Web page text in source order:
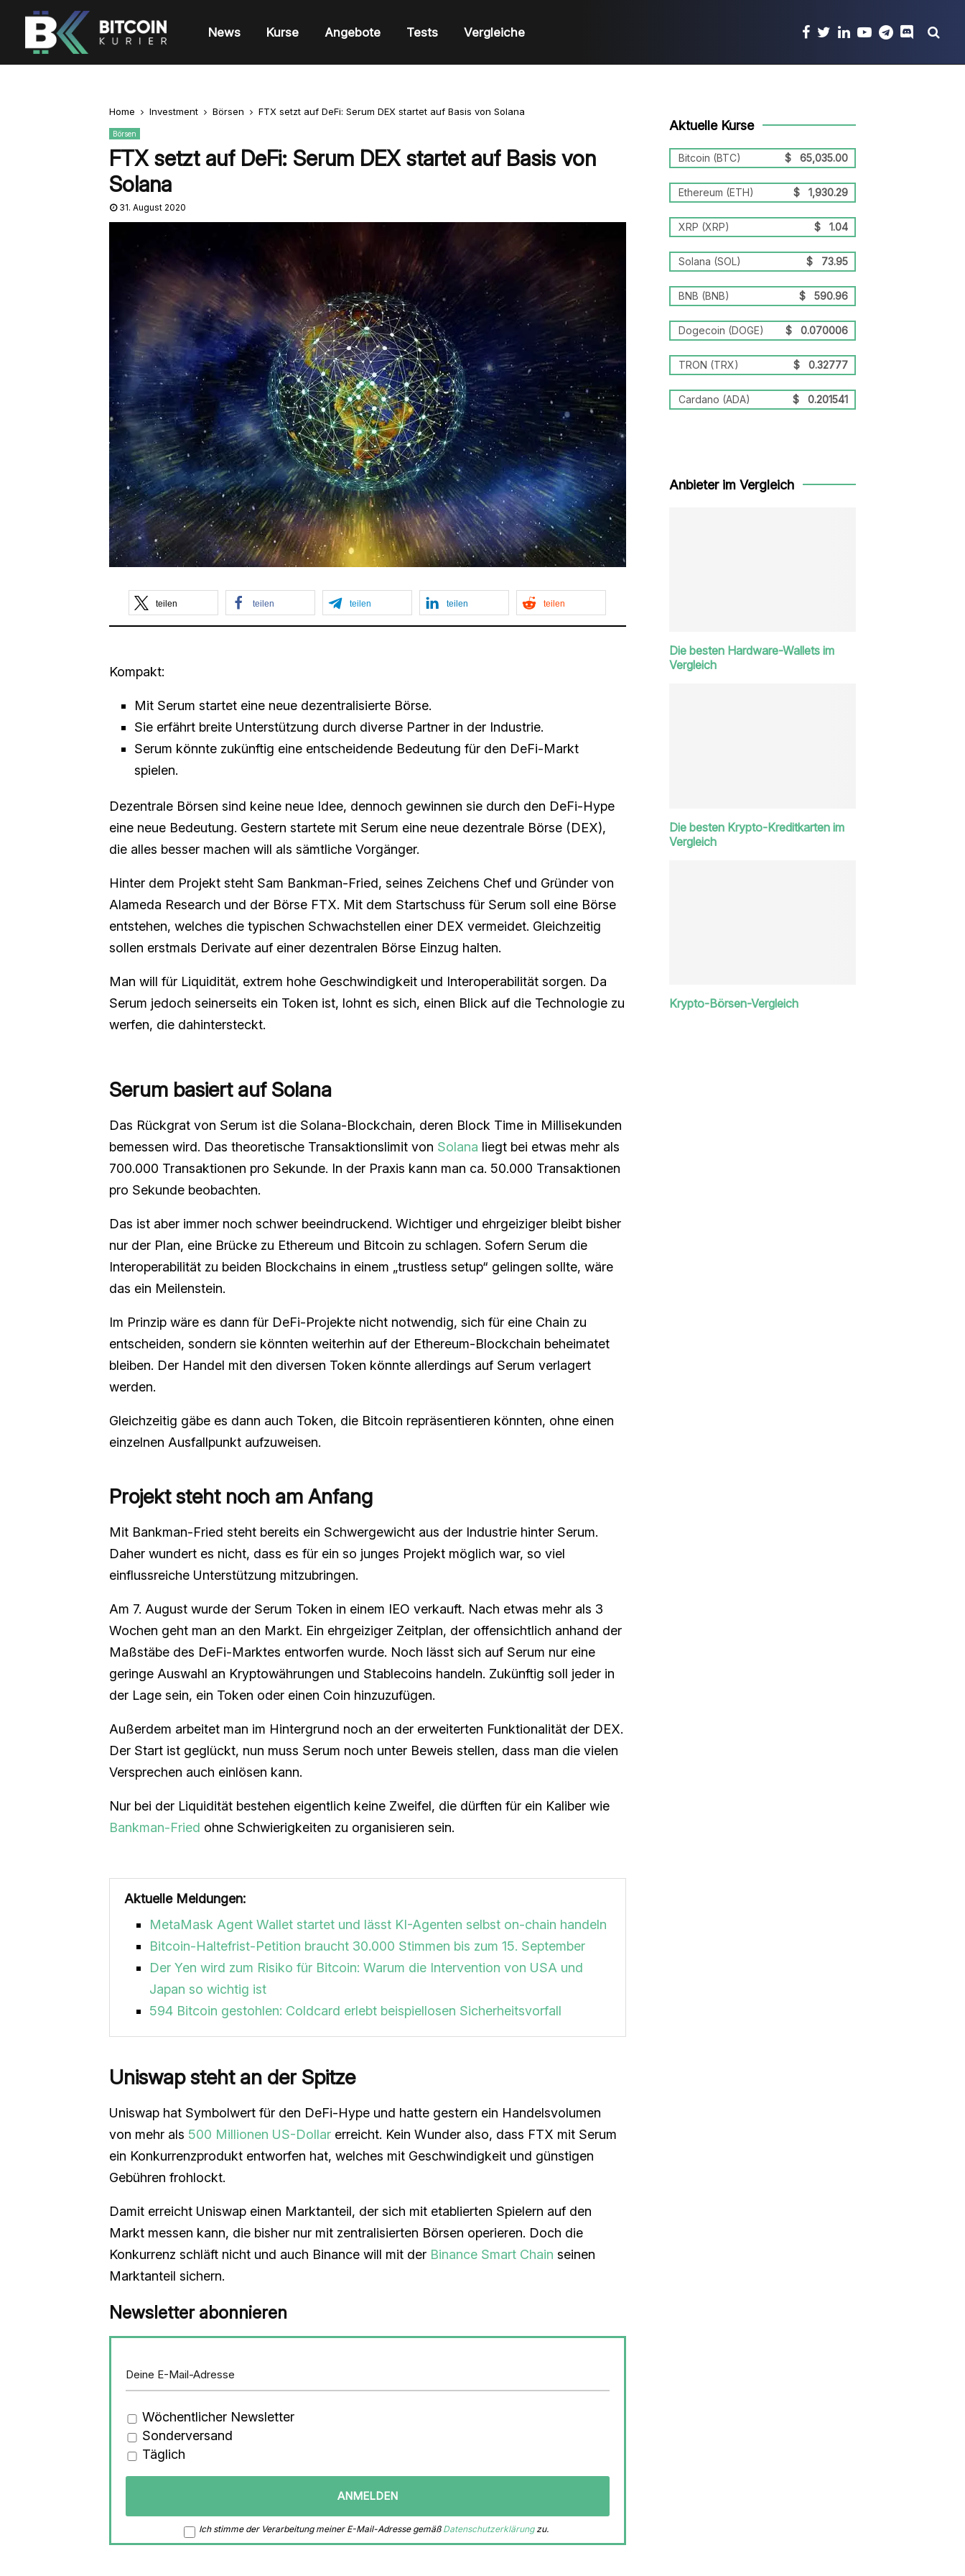
News Kurse Angebote Tests Vergleiche
Home Investment Börsen FTX setzt auf DeFi: Serum DEX startet auf Basis von Solana
Börsen
FTX setzt auf DeFi: Serum DEX startet auf Basis von
Solana
31. August 2020
teilen teilen teilen teilen teilen
Kompakt:
Mit Serum startet eine neue dezentralisierte Börse.
Sie erfährt breite Unterstützung durch diverse Partner in der Industrie.
Serum könnte zukünftig eine entscheidende Bedeutung für den DeFi-Markt
spielen.
Dezentrale Börsen sind keine neue Idee, dennoch gewinnen sie durch den DeFi-Hype
eine neue Bedeutung. Gestern startete mit Serum eine neue dezentrale Börse (DEX),
die alles besser machen will als sämtliche Vorgänger.
Hinter dem Projekt steht Sam Bankman-Fried, seines Zeichens Chef und Gründer von
Alameda Research und der Börse FTX. Mit dem Startschuss für Serum soll eine Börse
entstehen, welches die typischen Schwachstellen einer DEX vermeidet. Gleichzeitig
sollen erstmals Derivate auf einer dezentralen Börse Einzug halten.
Man will für Liquidität, extrem hohe Geschwindigkeit und Interoperabilität sorgen. Da
Serum jedoch seinerseits ein Token ist, lohnt es sich, einen Blick auf die Technologie zu
werfen, die dahintersteckt.
Serum basiert auf Solana
Das Rückgrat von Serum ist die Solana-Blockchain, deren Block Time in Millisekunden
bemessen wird. Das theoretische Transaktionslimit von Solana liegt bei etwas mehr als
700.000 Transaktionen pro Sekunde. In der Praxis kann man ca. 50.000 Transaktionen
pro Sekunde beobachten.
Das ist aber immer noch schwer beeindruckend. Wichtiger und ehrgeiziger bleibt bisher
nur der Plan, eine Brücke zu Ethereum und Bitcoin zu schlagen. Sofern Serum die
Interoperabilität zu beiden Blockchains in einem „trustless setup“ gelingen sollte, wäre
das ein Meilenstein.
Im Prinzip wäre es dann für DeFi-Projekte nicht notwendig, sich für eine Chain zu
entscheiden, sondern sie könnten weiterhin auf der Ethereum-Blockchain beheimatet
bleiben. Der Handel mit den diversen Token könnte allerdings auf Serum verlagert
werden.
Gleichzeitig gäbe es dann auch Token, die Bitcoin repräsentieren könnten, ohne einen
einzelnen Ausfallpunkt aufzuweisen.
Projekt steht noch am Anfang
Mit Bankman-Fried steht bereits ein Schwergewicht aus der Industrie hinter Serum.
Daher wundert es nicht, dass es für ein so junges Projekt möglich war, so viel
einflussreiche Unterstützung mitzubringen.
Am 7. August wurde der Serum Token in einem IEO verkauft. Nach etwas mehr als 3
Wochen geht man an den Markt. Ein ehrgeiziger Zeitplan, der offensichtlich anhand der
Maßstäbe des DeFi-Marktes entworfen wurde. Noch lässt sich auf Serum nur eine
geringe Auswahl an Kryptowährungen und Stablecoins handeln. Zukünftig soll jeder in
der Lage sein, ein Token oder einen Coin hinzuzufügen.
Außerdem arbeitet man im Hintergrund noch an der erweiterten Funktionalität der DEX.
Der Start ist geglückt, nun muss Serum noch unter Beweis stellen, dass man die vielen
Versprechen auch einlösen kann.
Nur bei der Liquidität bestehen eigentlich keine Zweifel, die dürften für ein Kaliber wie
Bankman-Fried ohne Schwierigkeiten zu organisieren sein.
Aktuelle Meldungen:
MetaMask Agent Wallet startet und lässt KI-Agenten selbst on-chain handeln
Bitcoin-Haltefrist-Petition braucht 30.000 Stimmen bis zum 15. September
Der Yen wird zum Risiko für Bitcoin: Warum die Intervention von USA und
Japan so wichtig ist
594 Bitcoin gestohlen: Coldcard erlebt beispiellosen Sicherheitsvorfall
Uniswap steht an der Spitze
Uniswap hat Symbolwert für den DeFi-Hype und hatte gestern ein Handelsvolumen
von mehr als 500 Millionen US-Dollar erreicht. Kein Wunder also, dass FTX mit Serum
ein Konkurrenzprodukt entworfen hat, welches mit Geschwindigkeit und günstigen
Gebühren frohlockt.
Damit erreicht Uniswap einen Marktanteil, der sich mit etablierten Spielern auf den
Markt messen kann, die bisher nur mit zentralisierten Börsen operieren. Doch die
Konkurrenz schläft nicht und auch Binance will mit der Binance Smart Chain seinen
Marktanteil sichern.
Newsletter abonnieren
Wöchentlicher Newsletter
Sonderversand
Täglich
Ich stimme der Verarbeitung meiner E-Mail-Adresse gemäß Datenschutzerklärungzu.
Aktuelle Kurse
Bitcoin (BTC) $ 65,035.00
Ethereum (ETH) $ 1,930.29
XRP (XRP) $ 1.04
Solana (SOL) $ 73.95
BNB (BNB) $ 590.96
Dogecoin (DOGE) $ 0.070006
TRON (TRX) $ 0.32777
Cardano (ADA) $ 0.201541
Anbieter im Vergleich
Die besten Hardware-Wallets im
Vergleich
Die besten Krypto-Kreditkarten im
Vergleich
Krypto-Börsen-Vergleich